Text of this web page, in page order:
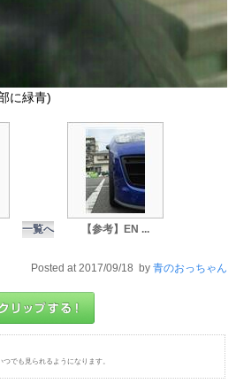
に緑青)
一覧へ 【参考】EN ...
Posted at 2017/09/18 by 青のおっちゃん
でも見られるようになります。